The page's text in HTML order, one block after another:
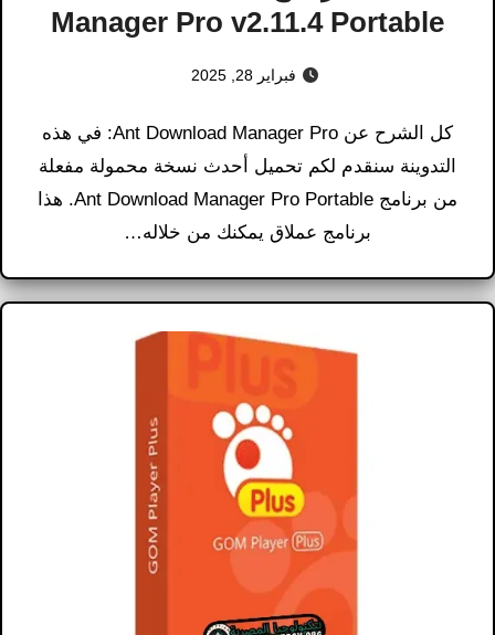
Manager Pro v2.11.4 Portable
فبراير 28, 2025
كل الشرح عن Ant Download Manager Pro: في هذه
التدوينة سنقدم لكم تحميل أحدث نسخة محمولة مفعلة
من برنامج Ant Download Manager Pro Portable. هذا
برنامج عملاق يمكنك من خلاله…